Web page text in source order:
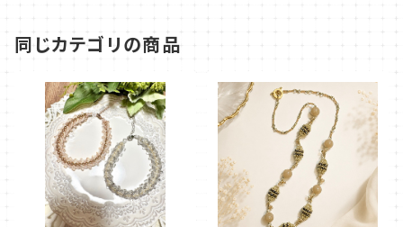
同じカテゴリの商品